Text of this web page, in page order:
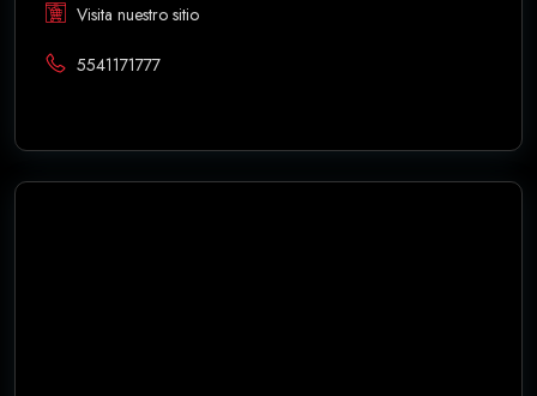
Visita nuestro sitio
5541171777